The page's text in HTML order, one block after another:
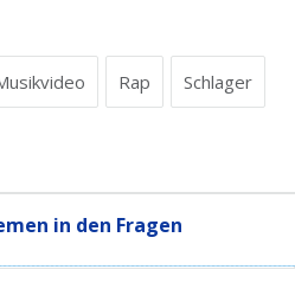
Rap Schlager
in den Fragen